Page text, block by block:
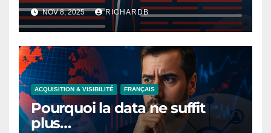
NOV 8, 2025 RICHARDB
ACQUISITION & VISIBILITÉ FRANÇAIS
Pourquoi la data ne suffit
plus…